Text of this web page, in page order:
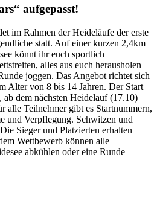
aufgepasst!
im Rahmen der Heideläufe der erste
statt. Auf einer kurzen 2,4km
könnt ihr euch sportlich
alles aus euch herausholen
joggen. Das Angebot richtet sich
Alter von 8 bis 14 Jahren. Der Start
dem nächsten Heidelauf (17.10)
alle Teilnehmer gibt es Startnummern,
und Verpflegung. Schwitzen und
Sieger und Platzierten erhalten
Wettbewerb können alle
abkühlen oder eine Runde